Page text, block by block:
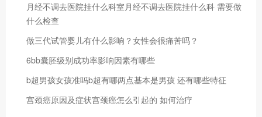
月经不调去医院挂什么科室月经不调去医院挂什么科 需要做
什么检查
做三代试管婴儿有什么影响？女性会很痛苦吗？
6bb囊胚级别成功率影响因素有哪些
b超男孩女孩准吗b超有哪两点基本是男孩 还有哪些特征
宫颈癌原因及症状宫颈癌怎么引起的 如何治疗